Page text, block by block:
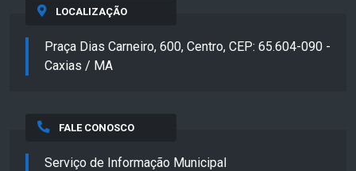
LOCALIZAÇÃO
Praça Dias Carneiro, 600, Centro, CEP: 65.604-090 -
Caxias / MA
FALE CONOSCO
Serviço de Informação Municipal